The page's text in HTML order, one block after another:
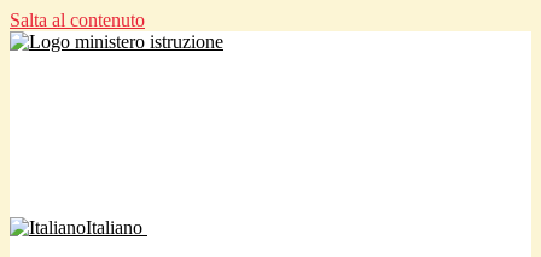
Salta al contenuto
Italiano